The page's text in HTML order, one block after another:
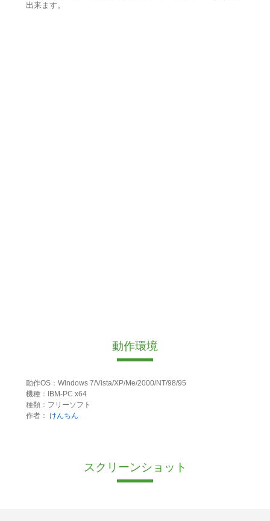
出来ます。
動作環境
動作OS：Windows 7/Vista/XP/Me/2000/NT/98/95
機種：IBM-PC x64
種類：フリーソフト
作者：
けんちん
スクリーンショット